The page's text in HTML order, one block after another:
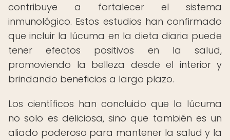
contribuye a fortalecer el sistema
inmunológico. Estos estudios han confirmado
que incluir la lúcuma en la dieta diaria puede
tener efectos positivos en la salud,
promoviendo la belleza desde el interior y
brindando beneficios a largo plazo.
Los científicos han concluido que la lúcuma
no solo es deliciosa, sino que también es un
aliado poderoso para mantener la salud y la